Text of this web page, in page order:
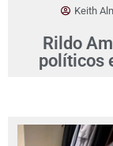
Keith
Rildo
políticos